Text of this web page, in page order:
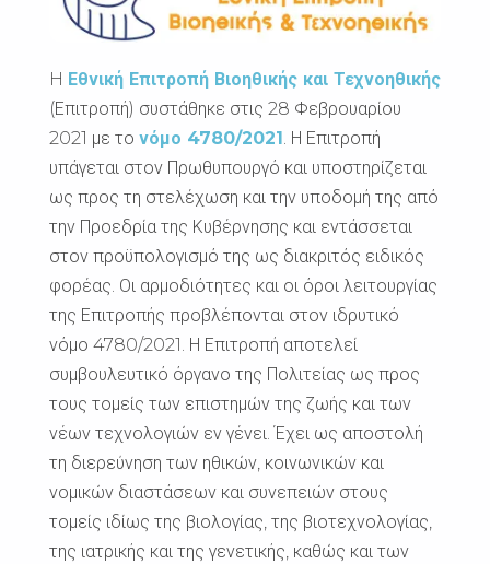
H Εθνική Επιτροπή Βιοηθικής και Τεχνοηθικής
(Επιτροπή) συστάθηκε στις 28 Φεβρουαρίου
2021 με το νόμο 4780/2021. Η Επιτροπή
υπάγεται στον Πρωθυπουργό και υποστηρίζεται
ως προς τη στελέχωση και την υποδομή της από
την Προεδρία της Κυβέρνησης και εντάσσεται
στον προϋπολογισμό της ως διακριτός ειδικός
φορέας. Οι αρμοδιότητες και οι όροι λειτουργίας
της Επιτροπής προβλέπονται στον ιδρυτικό
νόμο 4780/2021. Η Επιτροπή αποτελεί
συμβουλευτικό όργανο της Πολιτείας ως προς
τους τομείς των επιστημών της ζωής και των
νέων τεχνολογιών εν γένει. Έχει ως αποστολή
τη διερεύνηση των ηθικών, κοινωνικών και
νομικών διαστάσεων και συνεπειών στους
τομείς ιδίως της βιολογίας, της βιοτεχνολογίας,
της ιατρικής και της γενετικής, καθώς και των